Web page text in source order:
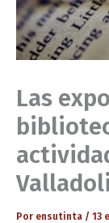
Las
Por ensutinta / 13